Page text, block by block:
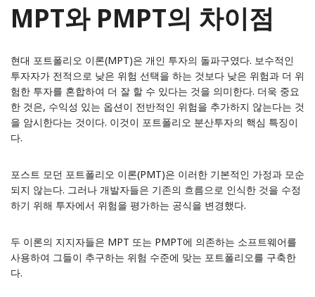
MPT와 PMPT의 차이점
현대 포트폴리오 이론(MPT)은 개인 투자의 돌파구였다. 보수적인
투자자가 전적으로 낮은 위험 선택을 하는 것보다 낮은 위험과 더 위
험한 투자를 혼합하여 더 잘 할 수 있다는 것을 의미한다. 더욱 중요
한 것은, 수익성 있는 옵션이 전반적인 위험을 추가하지 않는다는 것
을 암시한다는 것이다. 이것이 포트폴리오 분산투자의 핵심 특징이
다.
포스트 모던 포트폴리오 이론(PMT)은 이러한 기본적인 가정과 모순
되지 않는다. 그러나 개발자들은 기존의 흐름으로 인식한 것을 수정
하기 위해 투자에서 위험을 평가하는 공식을 변경했다.
두 이론의 지지자들은 MPT 또는 PMPT에 의존하는 소프트웨어를
사용하여 그들이 추구하는 위험 수준에 맞는 포트폴리오를 구축한
다.